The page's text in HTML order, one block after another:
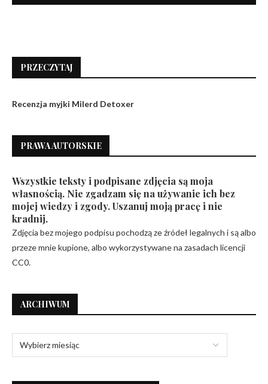
PRZECZYTAJ
Recenzja myjki Milerd Detoxer
PRAWA AUTORSKIE
Wszystkie teksty i podpisane zdjęcia są moja
własnością. Nie zgadzam się na używanie ich bez
mojej wiedzy i zgody. Uszanuj moją pracę i nie
kradnij.
Zdjęcia bez mojego podpisu pochodzą ze źródeł legalnych i są albo
przeze mnie kupione, albo wykorzystywane na zasadach licencji
CC0.
ARCHIWUM